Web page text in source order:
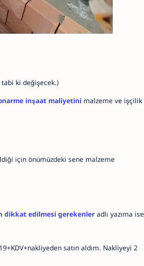
ki değişecek.)
inşaat maliyetini malzeme ve işçilik
için önümüzdeki sene malzeme
dikkat edilmesi gerekenler adlı yazıma ise
satın aldım. Nakliyeyi 2